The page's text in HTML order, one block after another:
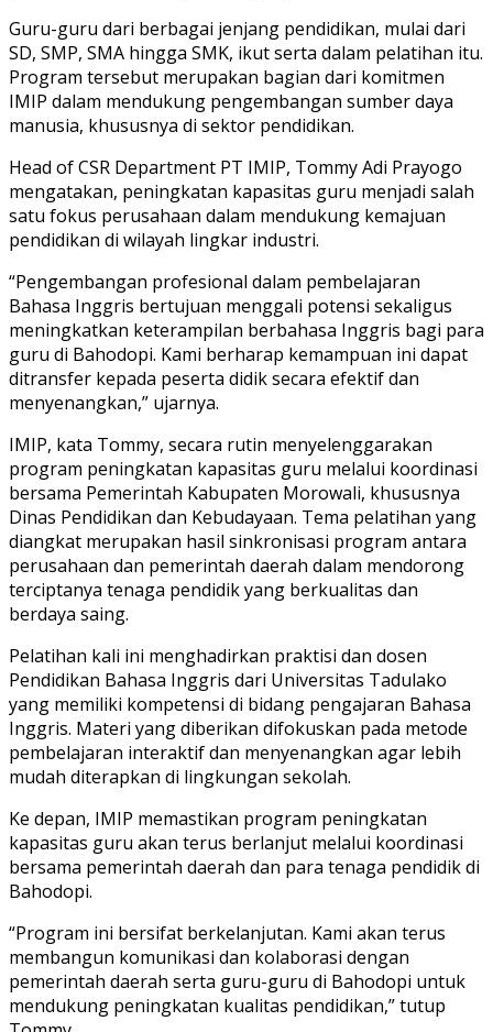
Guru-guru dari berbagai jenjang pendidikan, mulai dari
SD, SMP, SMA hingga SMK, ikut serta dalam pelatihan itu.
Program tersebut merupakan bagian dari komitmen
IMIP dalam mendukung pengembangan sumber daya
manusia, khususnya di sektor pendidikan.
Head of CSR Department PT IMIP, Tommy Adi Prayogo
mengatakan, peningkatan kapasitas guru menjadi salah
satu fokus perusahaan dalam mendukung kemajuan
pendidikan di wilayah lingkar industri.
“Pengembangan profesional dalam pembelajaran
Bahasa Inggris bertujuan menggali potensi sekaligus
meningkatkan keterampilan berbahasa Inggris bagi para
guru di Bahodopi. Kami berharap kemampuan ini dapat
ditransfer kepada peserta didik secara efektif dan
menyenangkan,” ujarnya.
IMIP, kata Tommy, secara rutin menyelenggarakan
program peningkatan kapasitas guru melalui koordinasi
bersama Pemerintah Kabupaten Morowali, khususnya
Dinas Pendidikan dan Kebudayaan. Tema pelatihan yang
diangkat merupakan hasil sinkronisasi program antara
perusahaan dan pemerintah daerah dalam mendorong
terciptanya tenaga pendidik yang berkualitas dan
berdaya saing.
Pelatihan kali ini menghadirkan praktisi dan dosen
Pendidikan Bahasa Inggris dari Universitas Tadulako
yang memiliki kompetensi di bidang pengajaran Bahasa
Inggris. Materi yang diberikan difokuskan pada metode
pembelajaran interaktif dan menyenangkan agar lebih
mudah diterapkan di lingkungan sekolah.
Ke depan, IMIP memastikan program peningkatan
kapasitas guru akan terus berlanjut melalui koordinasi
bersama pemerintah daerah dan para tenaga pendidik di
Bahodopi.
“Program ini bersifat berkelanjutan. Kami akan terus
membangun komunikasi dan kolaborasi dengan
pemerintah daerah serta guru-guru di Bahodopi untuk
mendukung peningkatan kualitas pendidikan,” tutup